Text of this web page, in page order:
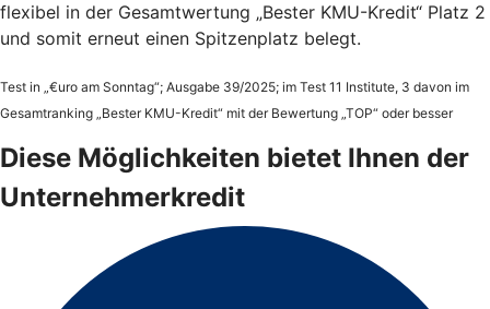
flexibel in der Gesamtwertung „Bester KMU-Kredit“ Platz 2
und somit erneut einen Spitzenplatz belegt.
Test in „€uro am Sonntag“; Ausgabe 39/2025; im Test 11 Institute, 3 davon im
Gesamtranking „Bester KMU-Kredit“ mit der Bewertung „TOP“ oder besser
Diese Möglichkeiten bietet Ihnen der
Unternehmerkredit